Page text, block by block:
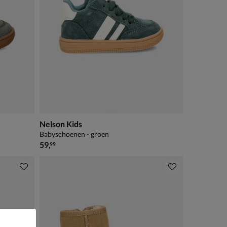
Nelson Kids
Babyschoenen - groen
€ 59,99
59,99